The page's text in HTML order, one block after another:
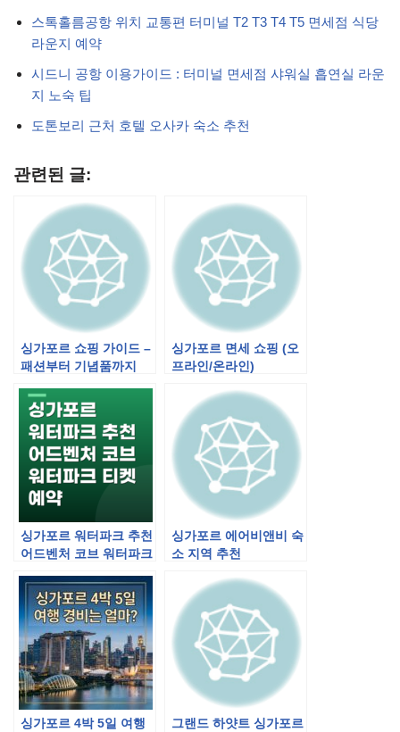
스톡홀름공항 위치 교통편 터미널 T2 T3 T4 T5 면세점 식당
라운지 예약
시드니 공항 이용가이드 : 터미널 면세점 샤워실 흡연실 라운
지 노숙 팁
도톤보리 근처 호텔 오사카 숙소 추천
관련된 글:
싱가포르 쇼핑 가이드 –
패션부터 기념품까지
싱가포르 면세 쇼핑 (오
프라인/온라인)
싱가포르 워터파크 추천
어드벤처 코브 워터파크
싱가포르 에어비앤비 숙
소 지역 추천
싱가포르 4박 5일 여행
그랜드 하얏트 싱가포르